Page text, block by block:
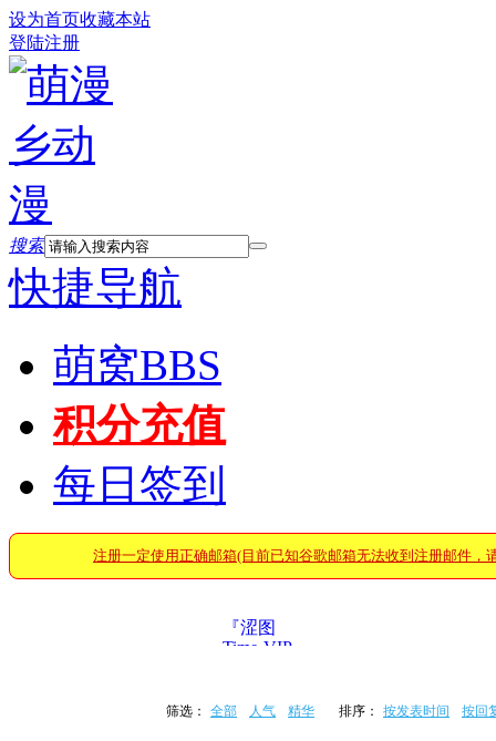
设为首页收藏本站
登陆注册
搜索
快捷导航
萌窝BBS
积分充值
每日签到
注册一定使用正确邮箱(目前已知谷歌邮箱无法收到注册邮件，
『涩图
Time·VIP』
筛选： 全部 人气 精华 排序： 按发表时间 按回